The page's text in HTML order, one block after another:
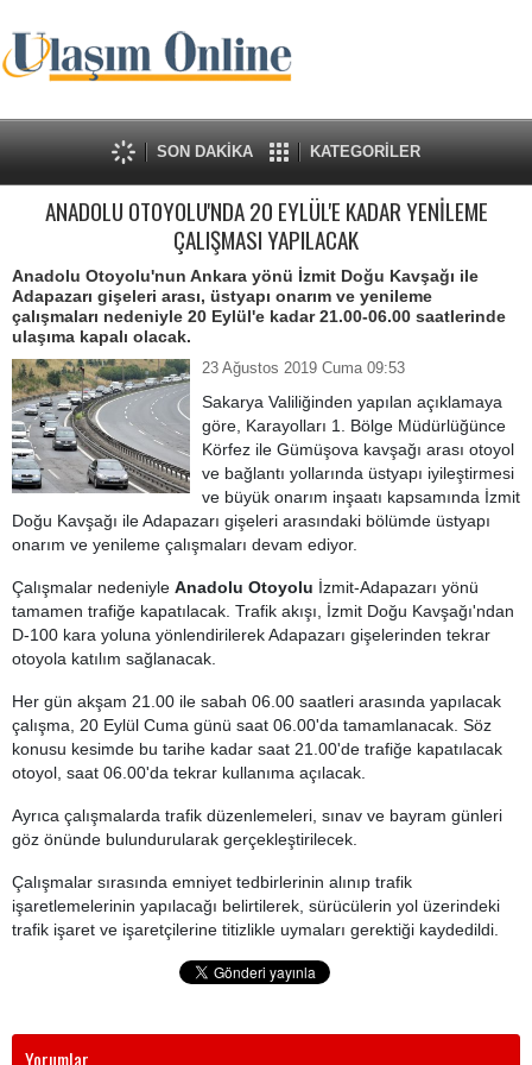
SON DAKİKA KATEGORİLER
ANADOLU OTOYOLU'NDA 20 EYLÜL'E KADAR YENİLEME
ÇALIŞMASI YAPILACAK
Anadolu Otoyolu'nun Ankara yönü İzmit Doğu Kavşağı ile
Adapazarı gişeleri arası, üstyapı onarım ve yenileme
çalışmaları nedeniyle 20 Eylül'e kadar 21.00-06.00 saatlerinde
ulaşıma kapalı olacak.
23 Ağustos 2019 Cuma 09:53
Sakarya Valiliğinden yapılan açıklamaya
göre, Karayolları 1. Bölge Müdürlüğünce
Körfez ile Gümüşova kavşağı arası otoyol
ve bağlantı yollarında üstyapı iyileştirmesi
ve büyük onarım inşaatı kapsamında İzmit
Doğu Kavşağı ile Adapazarı gişeleri arasındaki bölümde üstyapı
onarım ve yenileme çalışmaları devam ediyor.
Çalışmalar nedeniyle Anadolu Otoyolu İzmit-Adapazarı yönü
tamamen trafiğe kapatılacak. Trafik akışı, İzmit Doğu Kavşağı'ndan
D-100 kara yoluna yönlendirilerek Adapazarı gişelerinden tekrar
otoyola katılım sağlanacak.
Her gün akşam 21.00 ile sabah 06.00 saatleri arasında yapılacak
çalışma, 20 Eylül Cuma günü saat 06.00'da tamamlanacak. Söz
konusu kesimde bu tarihe kadar saat 21.00'de trafiğe kapatılacak
otoyol, saat 06.00'da tekrar kullanıma açılacak.
Ayrıca çalışmalarda trafik düzenlemeleri, sınav ve bayram günleri
göz önünde bulundurularak gerçekleştirilecek.
Çalışmalar sırasında emniyet tedbirlerinin alınıp trafik
işaretlemelerinin yapılacağı belirtilerek, sürücülerin yol üzerindeki
trafik işaret ve işaretçilerine titizlikle uymaları gerektiği kaydedildi.
Yorumlar